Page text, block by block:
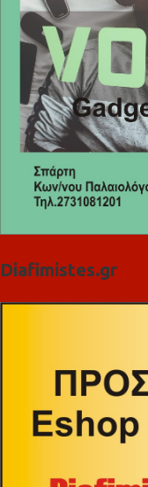
Diafimistes.gr